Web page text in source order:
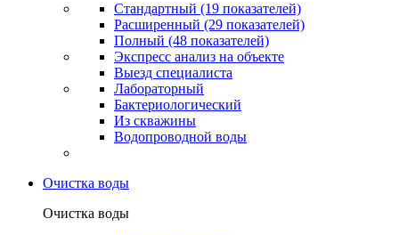
Стандартный (19 показателей)
Расширенный (29 показателей)
Полный (48 показателей)
Экспресс анализ на объекте
Выезд специалиста
Лабораторный
Бактериологический
Из скважины
Водопроводной воды
Очистка воды
Очистка воды